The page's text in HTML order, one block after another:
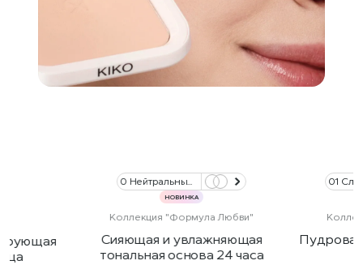
0 Нейтральный розовый/0 Neutral Rose
НОВИНКА
Коллекция "Формула Любви"
Сияющая и увлажняющая
тональная основа 24 часа